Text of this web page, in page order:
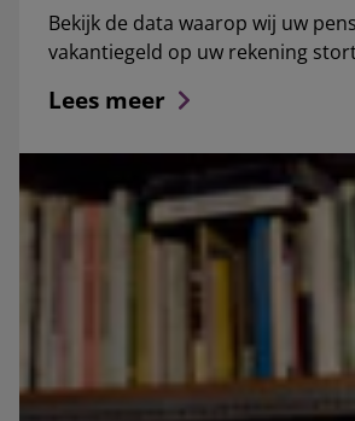
Bekijk de data waarop wij uw
vakantiegeld op uw rekening
Lees meer